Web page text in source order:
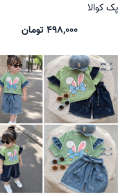
پک کوالا
498,000 تومان